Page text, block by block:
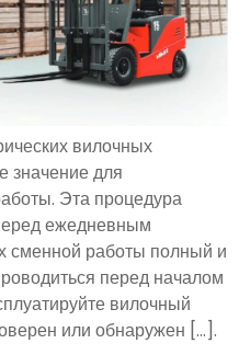
вилочных
значение для
Эта процедура
ежедневным
сменной работы полный и
перед началом
вилочный
или обнаружен [...].